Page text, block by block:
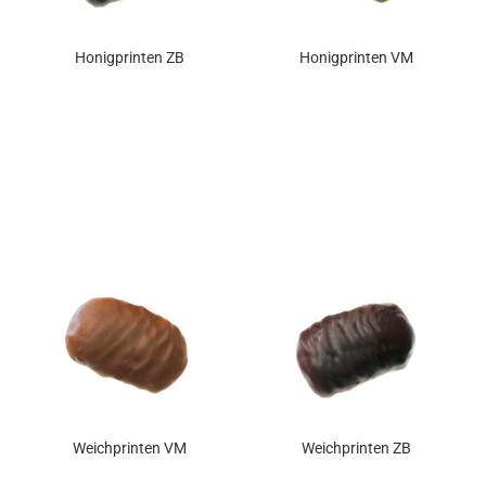
Honigprinten ZB Honigprinten VM
Weichprinten VM Weichprinten ZB